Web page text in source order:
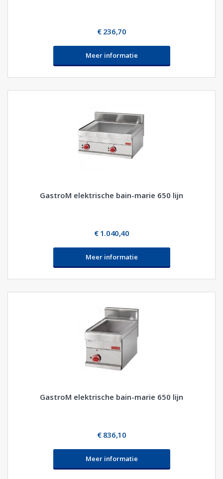
€ 236,70
Meer informatie
GastroM elektrische bain-marie 650 lijn
€ 1.040,40
Meer informatie
GastroM elektrische bain-marie 650 lijn
€ 836,10
Meer informatie